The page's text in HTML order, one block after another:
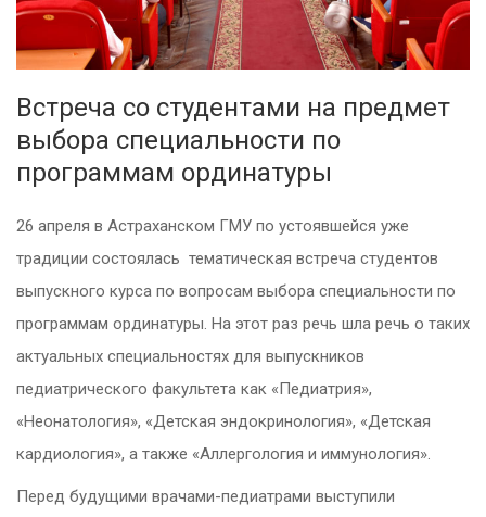
Встреча со студентами на предмет
выбора специальности по
программам ординатуры
26 апреля в Астраханском ГМУ по устоявшейся уже
традиции состоялась тематическая встреча студентов
выпускного курса по вопросам выбора специальности по
программам ординатуры. На этот раз речь шла речь о таких
актуальных специальностях для выпускников
педиатрического факультета как «Педиатрия»,
«Неонатология», «Детская эндокринология», «Детская
кардиология», а также «Аллергология и иммунология».
Перед будущими врачами-педиатрами выступили